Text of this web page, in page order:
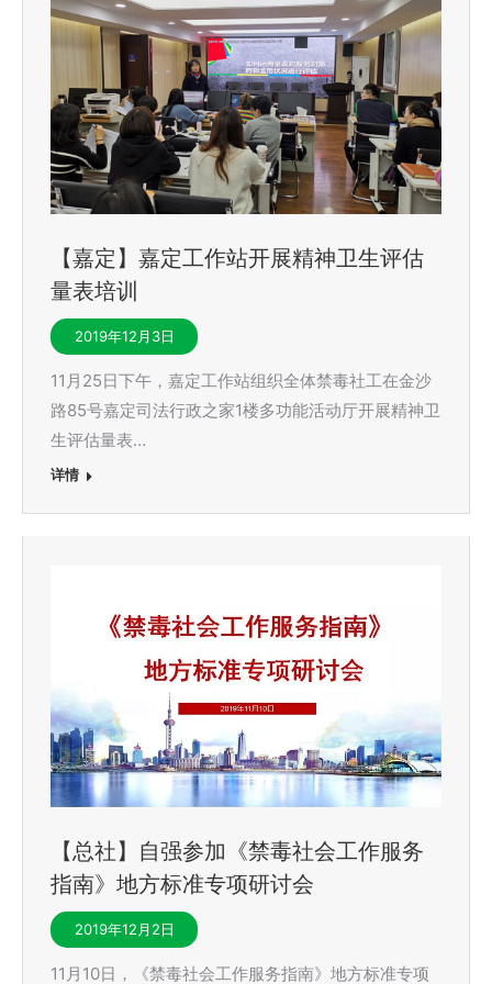
【嘉定】嘉定工作站开展精神卫生评估
量表培训
2019年12月3日
11月25日下午，嘉定工作站组织全体禁毒社工在金沙
路85号嘉定司法行政之家1楼多功能活动厅开展精神卫
生评估量表…
详情
【总社】自强参加《禁毒社会工作服务
指南》地方标准专项研讨会
2019年12月2日
11月10日，《禁毒社会工作服务指南》地方标准专项